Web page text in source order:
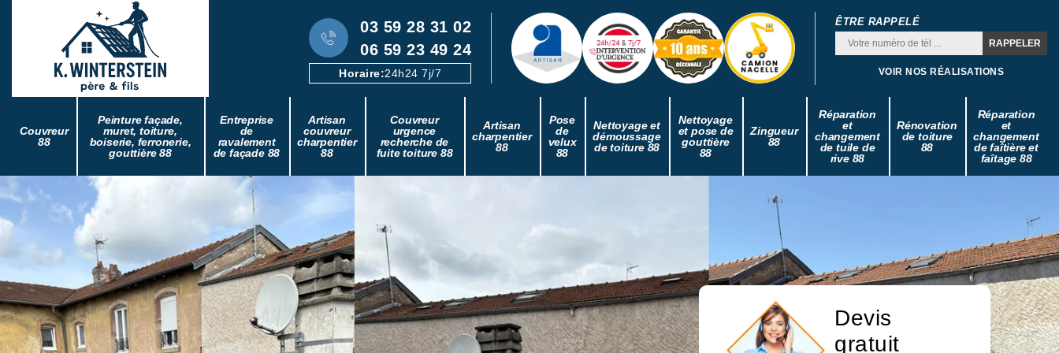
03 59 28 31 02
06 59 23 49 24
Horaire:24h24 7j/7
ÊTRE RAPPELÉ
VOIR NOS RÉALISATIONS
Couvreur
88
Peinture façade,
muret, toiture,
boiserie, ferronerie,
gouttière 88
Entreprise
de
ravalement
de façade 88
Artisan
couvreur
charpentier
88
Couvreur
urgence
recherche de
fuite toiture 88
Artisan
charpentier
88
Pose
de
velux
88
Nettoyage et
démoussage
de toiture 88
Nettoyage
et pose de
gouttière
88
Zingueur
88
Réparation
et
changement
de tuile de
rive 88
Rénovation
de toiture
88
Réparation
et
changement
de faîtière et
faîtage 88
Devis
gratuit